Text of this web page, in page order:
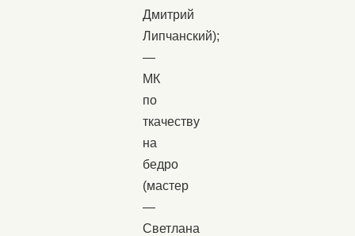
Дмитрий
Липчанский);
—
МК
по
ткачеству
на
бедро
(мастер
—
Светлана